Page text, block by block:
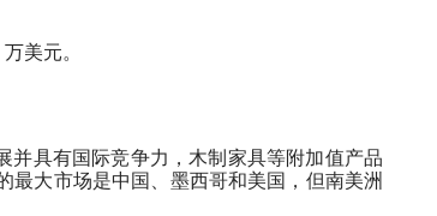
美元。
具有国际竞争力，木制家具等附加值产品
最大市场是中国、墨西哥和美国，但南美洲